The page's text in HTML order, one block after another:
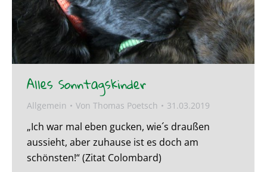
Alles Sonntagskinder
Allgemein Von Thomas Poetsch 31.03.2019
„Ich war mal eben gucken, wie´s draußen
aussieht, aber zuhause ist es doch am
schönsten!“ (Zitat Colombard)